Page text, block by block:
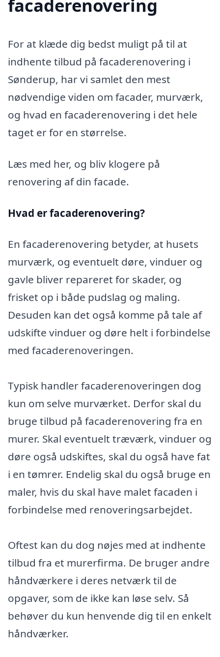
facaderenovering
For at klæde dig bedst muligt på til at
indhente tilbud på facaderenovering i
Sønderup, har vi samlet den mest
nødvendige viden om facader, murværk,
og hvad en facaderenovering i det hele
taget er for en størrelse.
Læs med her, og bliv klogere på
renovering af din facade.
Hvad er facaderenovering?
En facaderenovering betyder, at husets
murværk, og eventuelt døre, vinduer og
gavle bliver repareret for skader, og
frisket op i både pudslag og maling.
Desuden kan det også komme på tale af
udskifte vinduer og døre helt i forbindelse
med facaderenoveringen.
Typisk handler facaderenoveringen dog
kun om selve murværket. Derfor skal du
bruge tilbud på facaderenovering fra en
murer. Skal eventuelt træværk, vinduer og
døre også udskiftes, skal du også have fat
i en tømrer. Endelig skal du også bruge en
maler, hvis du skal have malet facaden i
forbindelse med renoveringsarbejdet.
Oftest kan du dog nøjes med at indhente
tilbud fra et murerfirma. De bruger andre
håndværkere i deres netværk til de
opgaver, som de ikke kan løse selv. Så
behøver du kun henvende dig til en enkelt
håndværker.